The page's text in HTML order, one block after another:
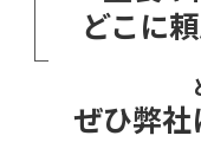
どこに
ぜひ弊社